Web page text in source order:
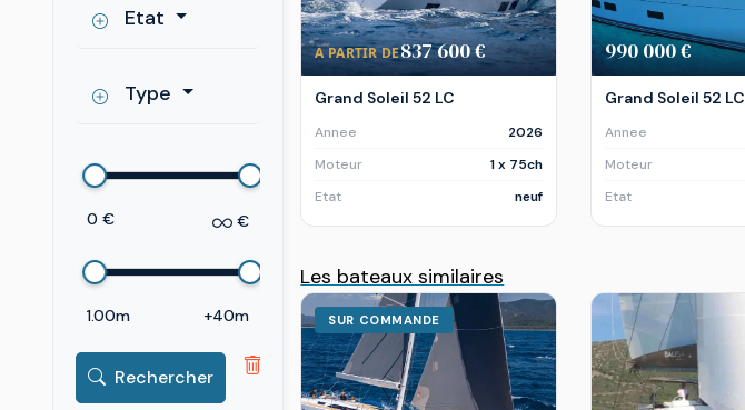
Etat
Type
0 € €
1.00m +40m
Rechercher
A PARTIR DE837 600 €
Grand Soleil 52 LC
Annee
2026
Moteur
1 x 75ch
Etat
neuf
990 000 €
Grand Soleil 52 LC
Annee
Moteur
Etat
Les bateaux similaires
SUR COMMANDE